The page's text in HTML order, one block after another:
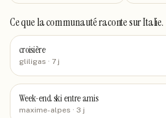
Ce que la communauté racontesur Italie.
croisière
gliligas · 7 j
Week-end ski entre amis
maxime-alpes · 3 j